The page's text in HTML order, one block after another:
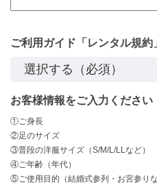
ご利用ガイド「レンタル規
お客様情報をご入力くださ
①ご身長
②足のサイズ
③普段の洋服サイズ（S/M/L/LLなど）
④ご年齢（年代）
⑤ご使用目的（結婚式参列・お宮参りな